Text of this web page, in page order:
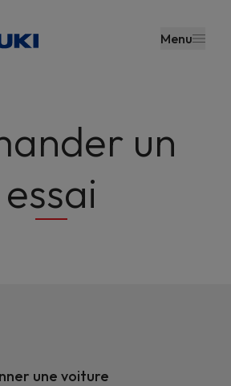
Menu
un
essai
une voiture